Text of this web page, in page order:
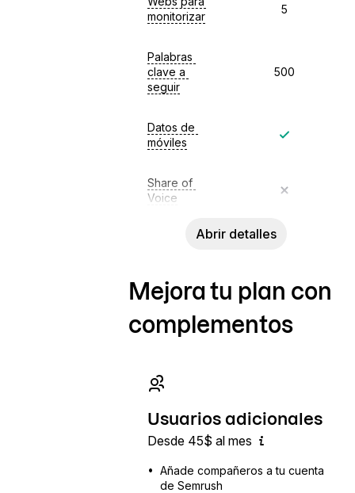
monitorizar
5
Palabras
clave a
seguir
500
Datos de
móviles
Share of
Voice
Abrir detalles
Mejora tu plan con
complementos
Usuarios adicionales
Desde 45$ al mes
• Añade compañeros a tu cuenta
de Semrush